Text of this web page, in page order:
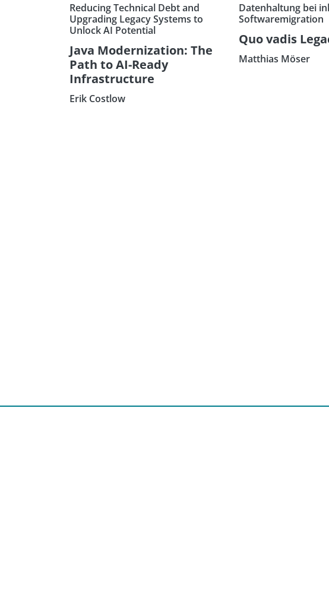
Reducing Technical Debt and
Upgrading Legacy Systems to
Unlock AI Potential
Java Modernization: The
Path to AI-Ready
Infrastructure
Erik Costlow
Datenhaltung bei
Softwaremigration
Quo vadis
Matthias Möser